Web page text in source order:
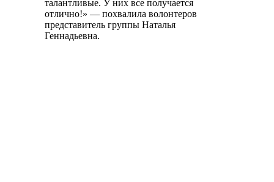
талантливые. У них все получается
отлично!» — похвалила волонтеров
представитель группы Наталья
Геннадьевна.